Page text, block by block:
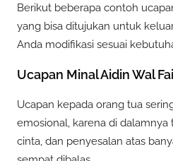
Berikut beberapa contoh
yang bisa ditujukan untuk
Anda modifikasi sesuai
Ucapan Minal Aidin Wal
Ucapan kepada orang tua
emosional, karena di dalamnya
cinta, dan penyesalan atas